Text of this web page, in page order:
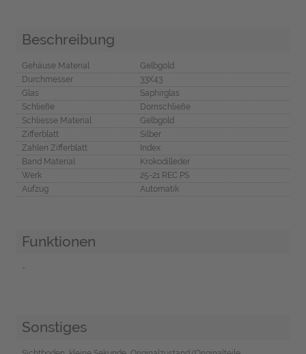
Beschreibung
Gehäuse Material
Gelbgold
Durchmesser
33X43
Glas
Saphirglas
Schließe
Dornschließe
Schliesse Material
Gelbgold
Zifferblatt
Silber
Zahlen Zifferblatt
Index
Band Material
Krokodilleder
Werk
25-21 REC PS
Aufzug
Automatik
Funktionen
-
Sonstiges